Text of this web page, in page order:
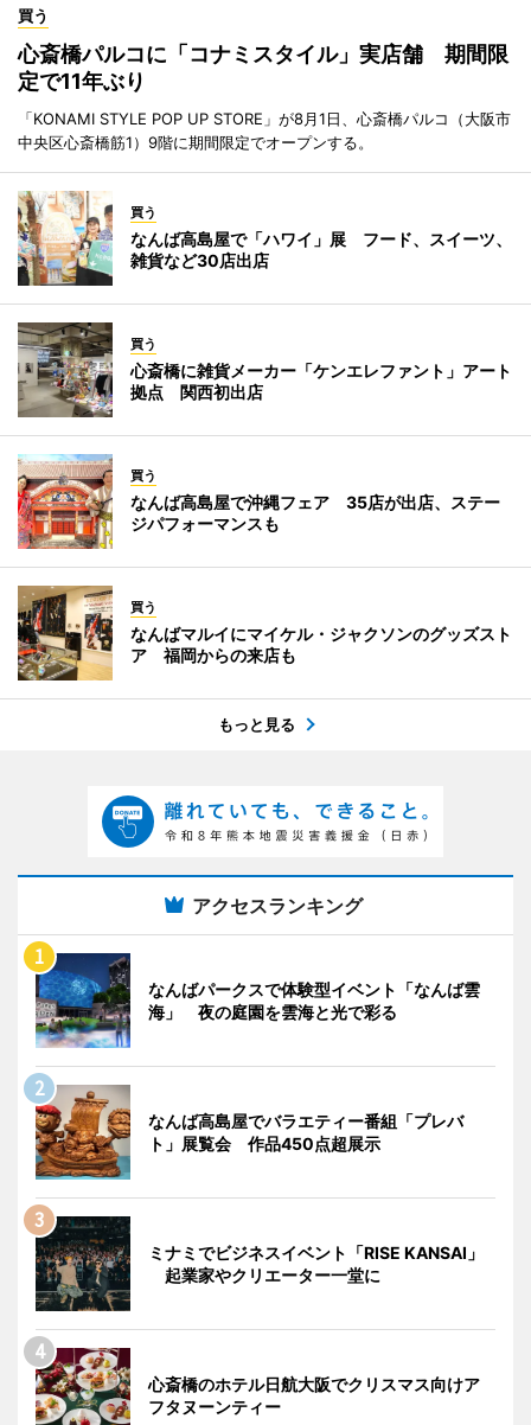
買う
心斎橋パルコに「コナミスタイル」実店舗 期間限
定で11年ぶり
「KONAMI STYLE POP UP STORE」が8月1日、心斎橋パルコ（大阪市
中央区心斎橋筋1）9階に期間限定でオープンする。
買う
なんば高島屋で「ハワイ」展 フード、スイーツ、
雑貨など30店出店
買う
心斎橋に雑貨メーカー「ケンエレファント」アート
拠点 関西初出店
買う
なんば高島屋で沖縄フェア 35店が出店、ステー
ジパフォーマンスも
買う
なんばマルイにマイケル・ジャクソンのグッズスト
ア 福岡からの来店も
もっと見る
アクセスランキング
なんばパークスで体験型イベント「なんば雲
海」 夜の庭園を雲海と光で彩る
なんば高島屋でバラエティー番組「プレバ
ト」展覧会 作品450点超展示
ミナミでビジネスイベント「RISE KANSAI」
起業家やクリエーター一堂に
心斎橋のホテル日航大阪でクリスマス向けア
フタヌーンティー